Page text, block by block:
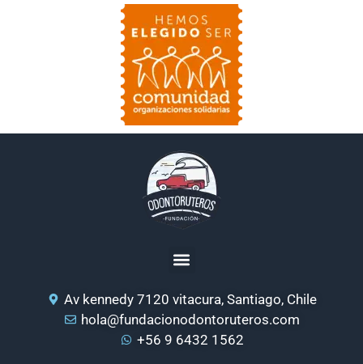
Av kennedy 7120 vitacura, Santiago, Chile
hola@fundacionodontoruteros.com
+56 9 6432 1562